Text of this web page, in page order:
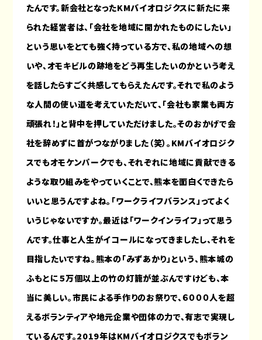
たんです。新会社となったKMバイオロジクスに新たに来
られた経営者は、「会社を地域に開かれたものにしたい」
という思いをとても強く持っている方で、私の地域への想
いや、オモキビルの跡地をどう再生したいのかという考え
を話したらすごく共感してもらえたんです。それで私のよう
な人間の使い道を考えていただいて、「会社も家業も両方
頑張れ！」と背中を押していただけました。そのおかげで会
社を辞めずに首がつながりました（笑）。KMバイオロジク
スでもオモケンパークでも、それぞれに地域に貢献できる
ような取り組みをやっていくことで、熊本を面白くできたら
いいと思うんですよね。「ワークライフバランス」ってよく
いうじゃないですか。最近は「ワークインライフ」って思う
んです。仕事と人生がイコールになってきましたし、それを
目指したいですね。熊本の「みずあかり」という、熊本城の
ふもとに５万個以上の竹の灯籠が並ぶんですけども、本
当に美しい。市民による手作りのお祭りで、６０００人を超
えるボランティアや地元企業や団体の力で、有志で実現し
ているんです。2019年はKMバイオロジクスでもボラン